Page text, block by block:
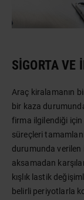
SIGORTA VE
Araç kiralamanın
bir kaza
firma ilgilendiği için
süreçleri
durumunda verilen
aksamadan
kışlık lastik
belirli periyotlarla